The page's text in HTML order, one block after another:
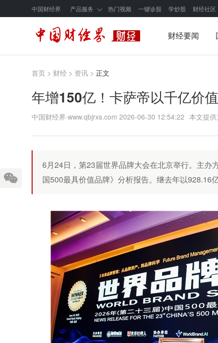
中国财经界 产品服务 热门视频 一键诊股 学炒股 财经社区
财经要闻
首页 > 财经 > 资讯 > 正文
年增150亿！卡萨帝以千亿价
中国财经界·www.qbjrxs.com 2026-06-30 12:54:22 本文提
6月24日，第23届世界品牌大会在北京举行。主
国500最具价值品牌》分析报告。继去年以928.16